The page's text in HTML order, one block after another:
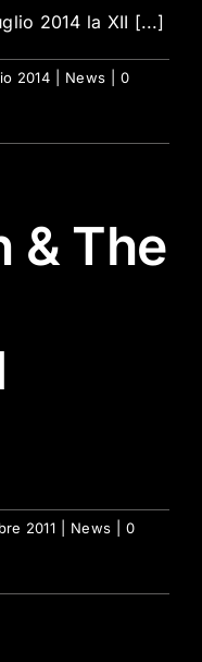
2014 la XII [...]
2014 News
0
& The
2011 News
0